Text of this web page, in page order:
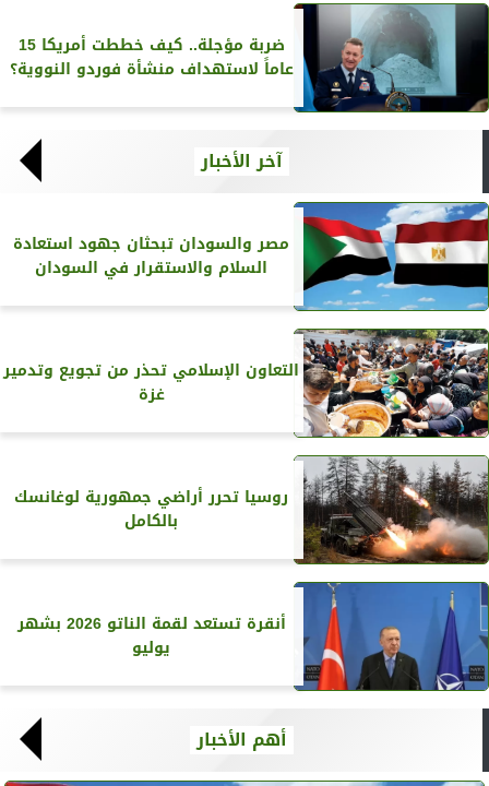
ضربة مؤجلة.. كيف خططت أمريكا 15
عاماً لاستهداف منشأة فوردو النووية؟
آخر الأخبار
مصر والسودان تبحثان جهود استعادة
السلام والاستقرار في السودان
التعاون الإسلامي تحذر من تجويع وتدمير
غزة
روسيا تحرر أراضي جمهورية لوغانسك
بالكامل
أنقرة تستعد لقمة الناتو 2026 بشهر
يوليو
أهم الأخبار